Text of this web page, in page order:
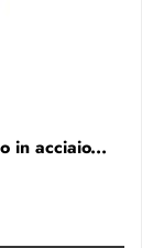
in acciaio...